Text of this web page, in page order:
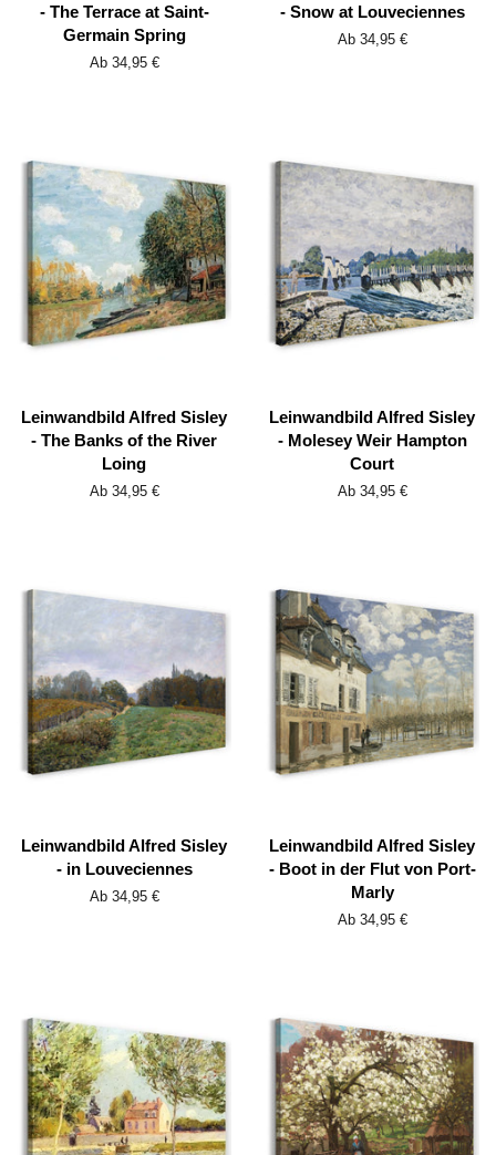
- The Terrace at Saint-
Germain Spring
Ab 34,95 €
- Snow at Louveciennes
Ab 34,95 €
Leinwandbild Alfred Sisley
- The Banks of the River
Loing
Ab 34,95 €
Leinwandbild Alfred Sisley
- Molesey Weir Hampton
Court
Ab 34,95 €
Leinwandbild Alfred Sisley
- in Louveciennes
Ab 34,95 €
Leinwandbild Alfred Sisley
- Boot in der Flut von Port-
Marly
Ab 34,95 €